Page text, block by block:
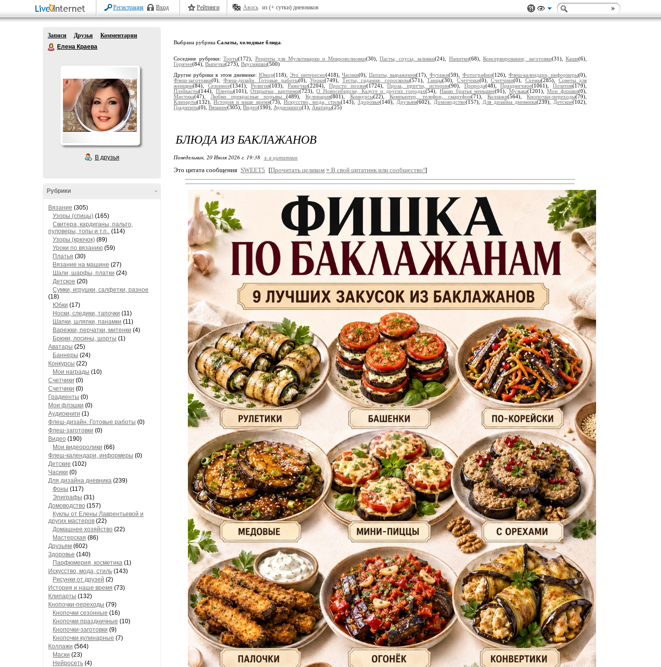
Регистрация Вход Рейтинги Авось из (+ сутки) дневников
Записи Друзья
Комментарии
Елена Краева
В друзья
-
Рубрики
Вязание (305)
Узоры (спицы) (165)
Свитера, кардиганы, пальто,
пуловеры, топы и т.п.. (114)
Узоры (крючок) (89)
Уроки по вязанию (59)
Платья (30)
Вязание на машине (27)
Шали, шарфы, платки (24)
Детское (20)
Сумки, игрушки, салфетки, разное
(18)
Юбки (17)
Носки, следики, тапочки (11)
Шапки, шляпки, панамки (11)
Варежки, перчатки, митенки (4)
Брюки, лосины, шорты (1)
Аватары (25)
Баннеры (24)
Конкурсы (22)
Мои награды (10)
Счетчики (0)
Счетчики (0)
Градиенты (0)
Мои флэшки (0)
Аудиокниги (1)
Флеш-дизайн. Готовые работы (0)
Флеш-заготовки (0)
Видео (190)
Мои видеоролики (66)
Флеш-календари, информеры (0)
Детские (102)
Часики (0)
Для дизайна дневника (239)
Фоны (117)
Эпиграфы (31)
Домоводство (157)
Куклы от Елены Лаврентьевой и
других мастеров (22)
Домашнее хозяйство (22)
Мастерская (86)
Друзьям (602)
Здоровье (140)
Парфюмерия, косметика (1)
Искусство, мода, стиль (143)
Рисунки от друзей (2)
История и наше время (73)
Клипарты (132)
Кнопочки-переходы (79)
Кнопочки сезонные (16)
Кнопочки праздничные (10)
Кнопочки-заготовки (9)
Кнопочки кулинарные (7)
Коллажи (564)
Маски (23)
Нейросеть (4)
Выбрана рубрика Салаты, холодные блюда
Соседние рубрики: Торты(172), Рецепты для Мультиварки и Микроволновки(30), Пасты, соусы, заливки(24), Напитки(68), Консервирование, заготовки(31), Каши(6),
Горячее(84), Выпечка(273), Вкусняшки(500)
Другие рубрики в этом дневнике:Юмор(118),Это интересно(418), Часики(0), Цитаты, выражения(17),Футажи(59), Фотографии(126), Флеш-календари, информеры(0),
Флеш-заготовки(0), Флеш-дизайн. Готовые работы(0),Уроки(749), Тесты, гадания, гороскопы(571),Танцы(30), Счетчики(0),Счетчики(0), Схемы(285), Советы для
женщин(84), Сезонное(1341),Религия(103),Рамочки(2204), Просто поэзия(1724),Проза, притчи, истории(90), Природа(48),Праздничное(1061),Позитив(179),
Плэйкасты(144), Плееры(101),Открытки, картинки(723),О Новосибирске, Калуге и других городах(54),Наши братья меньшие(91), Музыка(1201),Мои флэшки(0),
Мистика(47), Любви прекрасные порывы...(489),Кулинария(801), Конкурсы(22), Компьютер, телефон, смартфон(71), Коллажи(564),Кнопочки-переходы(79),
Клипарты(132),История и наше время(73), Искусство, мода, стиль(143),Здоровье(140), Друзьям(602), Домоводство(157), Для дизайна дневника(239), Детские(102),
Градиенты(0), Вязание(305), Видео(190), Аудиокниги(1), Аватары(25)
БЛЮДА ИЗ БАКЛАЖАНОВ
Понедельник, 20 Июля 2026 г. 19:38 + в цитатник
Это цитата сообщения SWEET5 [Прочитать целиком + В свой цитатник или сообщество!]